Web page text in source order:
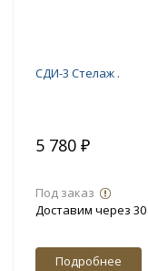
СДИ-3 Стелаж .
5 780 ₽
Под заказ
Доставим через 30
Подробнее